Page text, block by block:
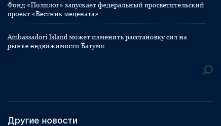
Фонд «Полилог» запускает федеральный просветительский
проект «Вестник мецената»
Ambassadori Island может изменить расстановку сил на
рынке недвижимости Батуми
Другие новости